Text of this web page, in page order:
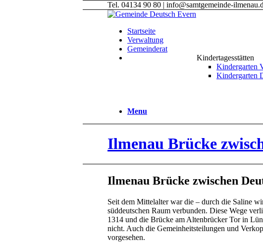
Tel. 04134 90 80 | info@samtgemeinde-
Startseite
Verwaltung
Gemeinderat
Kindertagesstätten
Kindergarten
Kindergarten
Menu
Ilmenau Brücke
Ilmenau Brücke zwischen
Seit dem Mittelalter war die – durch die Saline
süddeutschen Raum verbunden. Diese Wege
1314 und die Brücke am Altenbrücker Tor in
nicht. Auch die Gemeinheitsteilungen und
vorgesehen.